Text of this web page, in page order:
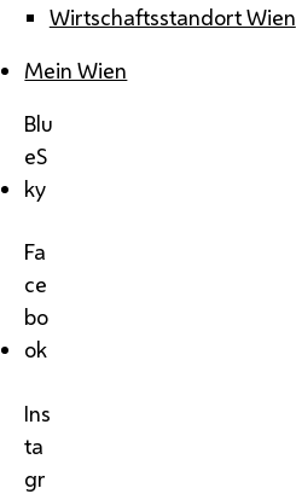
Wirtschaftsstandort Wien
Mein Wien
Blu
eS
ky
Fa
ce
bo
ok
Ins
ta
gr